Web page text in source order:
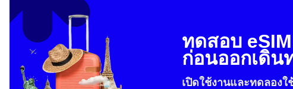
ทดสอบ
ก่อนออกเดิน
เปิดใช้งานและทดลอง